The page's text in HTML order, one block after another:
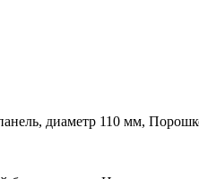
диаметр 110 мм,